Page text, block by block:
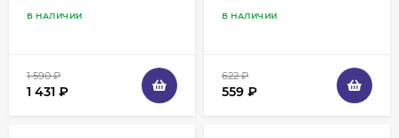
В НАЛИЧИИ
1 590₽
1 431 ₽
коза белая
В НАЛИЧИИ
622₽
559 ₽